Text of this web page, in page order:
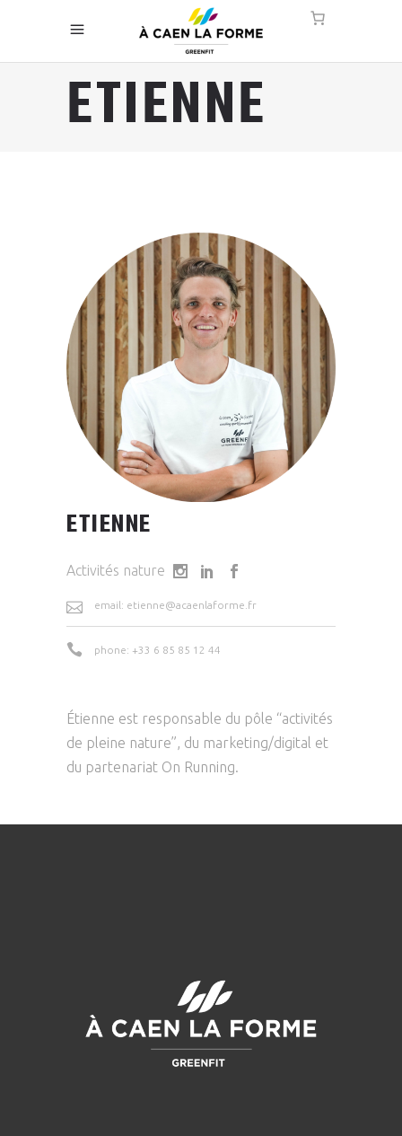
ETIENNE
ETIENNE
Activités nature
email: etienne@acaenlaforme.fr
phone: +33 6 85 85 12 44
Étienne est responsable du pôle “activités
de pleine nature”, du marketing/digital et
du partenariat On Running.